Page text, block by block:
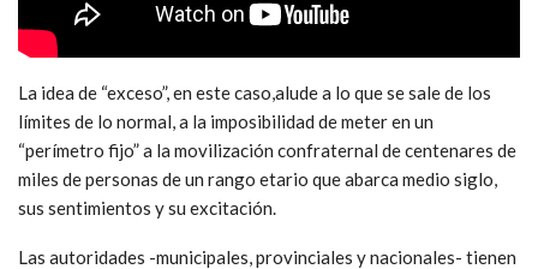
La idea de “exceso”, en este caso,alude a lo que se sale de los
límites de lo normal, a la imposibilidad de meter en un
“perímetro fijo” a la movilización confraternal de centenares de
miles de personas de un rango etario que abarca medio siglo,
sus sentimientos y su excitación.
Las autoridades -municipales, provinciales y nacionales- tienen